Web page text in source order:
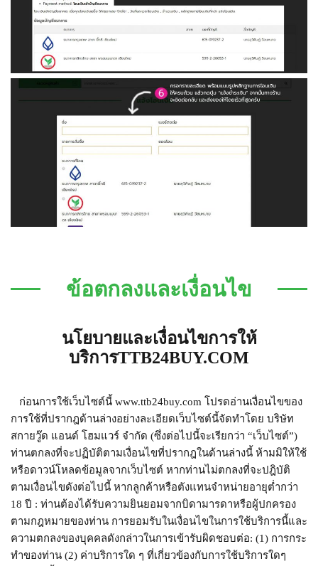
ข้อตกลงและเงื่อนไข
นโยบายและเงื่อนไขการให้
บริการTTB24BUY.COM
ก่อนการใช้เว็บไซต์นี้ www.ttb24buy.com โปรดอ่านเงื่อนไขของ
การใช้ที่ปรากฎด้านล่างอย่างละเอียดเว็บไซต์นี้จัดทำโดย บริษัท
สกายวู๊ด แอนด์ โฮมแวร์ จำกัด (ซึ่งต่อไปนี้จะเรียกว่า “เว็บไซต์”)
ท่านตกลงที่จะปฏิบัติตามเงื่อนไขที่ปรากฎในด้านล่างนี้ ห้ามมิให้ใช้
หรือดาวน์โหลดข้อมูลจากเว็บไซต์ หากท่านไม่ตกลงที่จะปฎิบัติ
ตามเงื่อนไขดังต่อไปนี้ หากลูกค้าหรือตังแทนจำหน่ายอายุต่ำกว่า
18 ปี : ท่านต้องได้รับความยินยอมจากบิดามารดาหรือผู้ปกครอง
ตามกฎหมายของท่าน การยอมรับในเงื่อนไขในการใช้บริการนี้และ
ความตกลงของบุคคลดังกล่าวในการเข้ารับผิดชอบต่อ: (1) การกระ
ทำของท่าน (2) ค่าบริการใด ๆ ที่เกี่ยวข้องกับการใช้บริการใดๆ